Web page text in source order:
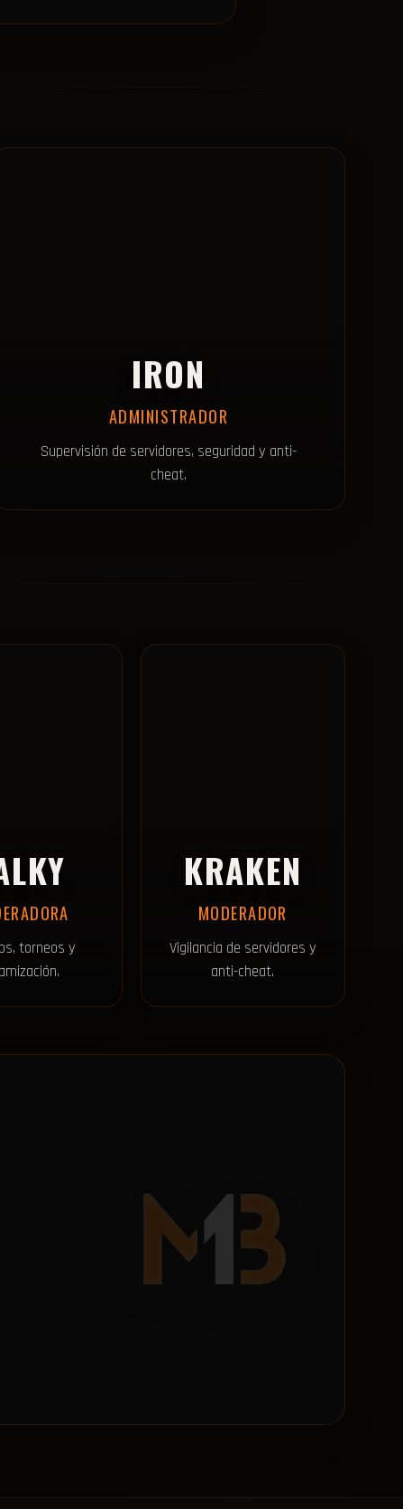
IRON
ADMINISTRADOR
Supervisión de servidores, seguridad y anti-
cheat.
torneos y
KRAKEN
MODERADOR
Vigilancia de servidores y
anti-cheat.